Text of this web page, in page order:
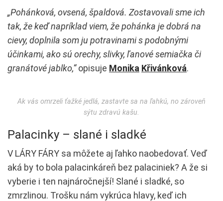
„Pohánková, ovsená, špaldová. Zostavovali sme ich
tak, že keď napríklad viem, že pohánka je dobrá na
cievy, doplnila som ju potravinami s podobnými
účinkami, ako sú orechy, slivky, ľanové semiačka či
granátové jablko,“opisuje Monika Křivánková.
Ak vás omrzeli ťažké jedlá, zastavte sa na ľahkú, no zároveň
sýtu zdravú kašu.
Palacinky – slané i sladké
V LÁRY FÁRY sa môžete aj ľahko naobedovať. Veď
aká by to bola palacinkáreň bez palaciniek? A že si
vyberie i ten najnáročnejší! Slané i sladké, so
zmrzlinou. Trošku nám vykrúca hlavy, keď ich